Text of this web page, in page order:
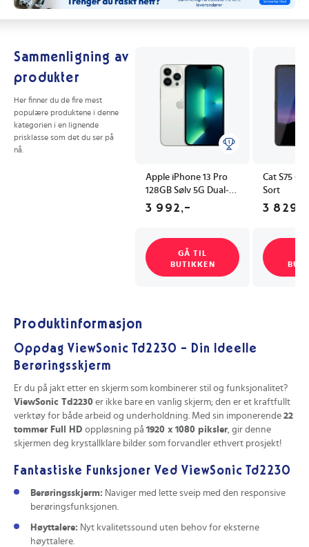
Sammenligning av
produkter
Her finner du de fire mest
populære produktene i denne
kategorien i en lignende
prisklasse som det du ser på
nå.
Apple iPhone 13 Pro
128GB Sølv 5G Dual-
SIM Mobiltelefon
3 992,-
Cat S75
Sort
3 829,-
GÅ TIL
BUTIKKEN
Produktinformasjon
Oppdag ViewSonic Td2230 – Din Ideelle
Berøringsskjerm
Er du på jakt etter en skjerm som kombinerer stil og funksjonalitet?
ViewSonic Td2230 er ikke bare en vanlig skjerm; den er et kraftfullt
verktøy for både arbeid og underholdning. Med sin imponerende 22
tommer Full HD oppløsning på 1920 x 1080 piksler , gir denne
skjermen deg krystallklare bilder som forvandler ethvert prosjekt!
Fantastiske Funksjoner Ved ViewSonic Td2230
Berøringsskjerm: Naviger med lette sveip med den responsive
berøringsfunksjonen.
Høyttalere: Nyt kvalitetssound uten behov for eksterne
høyttalere.